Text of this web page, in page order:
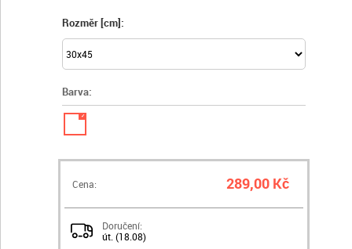
Rozměr [cm]:
Barva:
✓
Cena: 289,00 Kč
Doručení:
út. (18.08)